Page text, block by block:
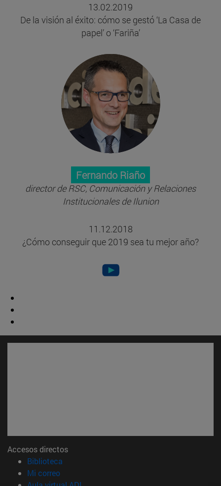
13.02.2019
De la visión al éxito: cómo se gestó ‘La Casa de
papel’ o ‘Fariña’
Fernando Riaño
director de RSC, Comunicación y Relaciones
Institucionales de Ilunion
11.12.2018
¿Cómo conseguir que 2019 sea tu mejor año?
Accesos directos
Biblioteca
Mi correo(abre en nueva ventana)